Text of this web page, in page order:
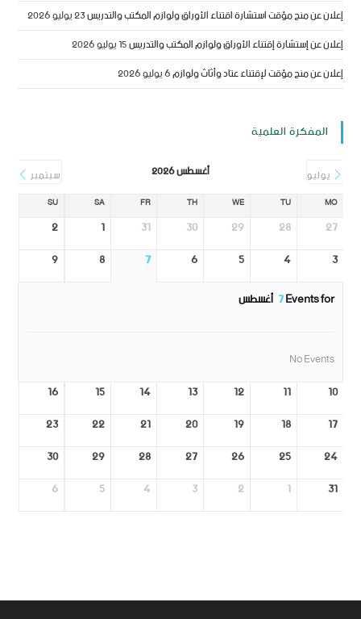
إعلان عن منح مؤقت استشارة اقتناء الأوراق ولوازم المكتب والتدريس23 يوليو 2026
إعلان عن إستشارة إقتناء الأوراق ولوازم المكتب والتدريس15 يوليو 2026
إعلان عن منح مؤقت لإقتناء عتاد وأثاث ولوازم6 يوليو 2026
المفكرة العلمية
يوليو أغسطس 2026 سبتمبر
MO
TU
WE
TH
FR
SA
SU
27
28
29
30
31
1
2
3
4
5
6
7
8
9
Events for
7أغسطس
No Events
10
11
12
13
14
15
16
17
18
19
20
21
22
23
24
25
26
27
28
29
30
31
1
2
3
4
5
6